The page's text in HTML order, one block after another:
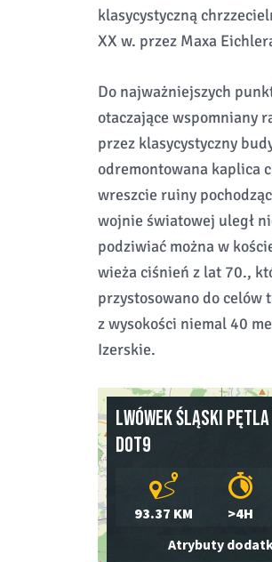
klasycystyczną
XX w. przez Maxa
Do najważniejszych
otaczające wspomniany
przez klasycystyczny
odremontowana kaplica
wreszcie ruiny
wojnie światowej uległ
podziwiać można w
wieża ciśnień z lat 70.,
przystosowano do celów
z wysokości niemal 40
Izerskie.